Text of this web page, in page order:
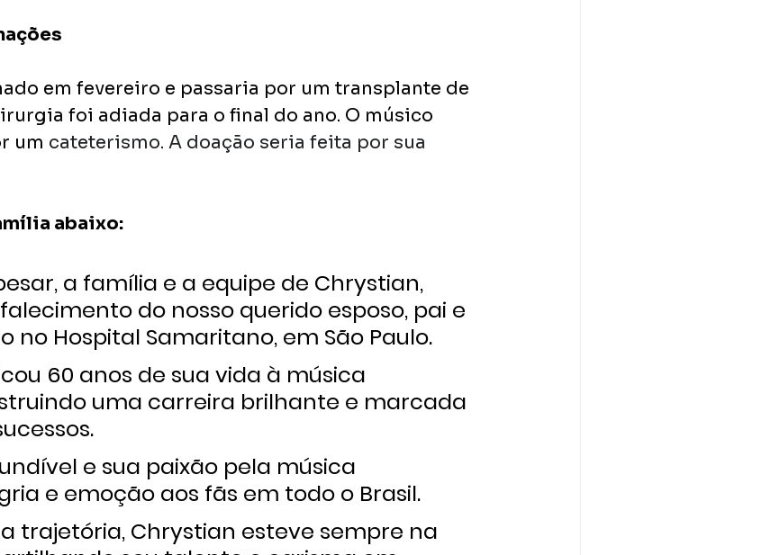
em fevereiro e passaria por um transplante de
foi adiada para o final do ano. O músico
um cateterismo. A doação seria feita por sua
abaixo:
a família e a equipe de Chrystian,
do nosso querido esposo, pai e
no Hospital Samaritano, em São Paulo.
60 anos de sua vida à música
uma carreira brilhante e marcada
e sua paixão pela música
e emoção aos fãs em todo o Brasil.
trajetória, Chrystian esteve sempre na